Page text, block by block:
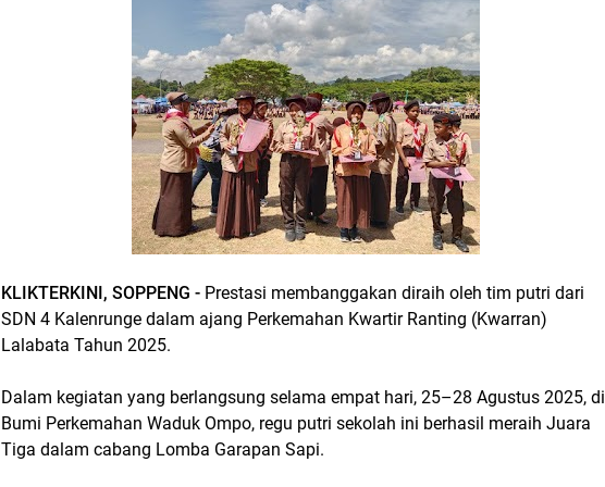
KLIKTERKINI, SOPPENG - Prestasi membanggakan diraih oleh tim putri dari
SDN 4 Kalenrunge dalam ajang Perkemahan Kwartir Ranting (Kwarran)
Lalabata Tahun 2025.
Dalam kegiatan yang berlangsung selama empat hari, 25–28 Agustus 2025, di
Bumi Perkemahan Waduk Ompo, regu putri sekolah ini berhasil meraih Juara
Tiga dalam cabang Lomba Garapan Sapi.